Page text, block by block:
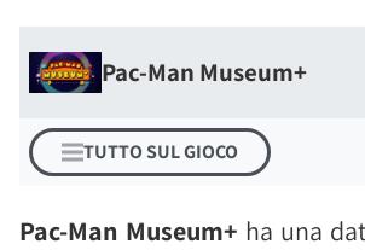
Pac-Man Museum+
TUTTO SUL GIOCO
Pac-Man Museum+ ha una